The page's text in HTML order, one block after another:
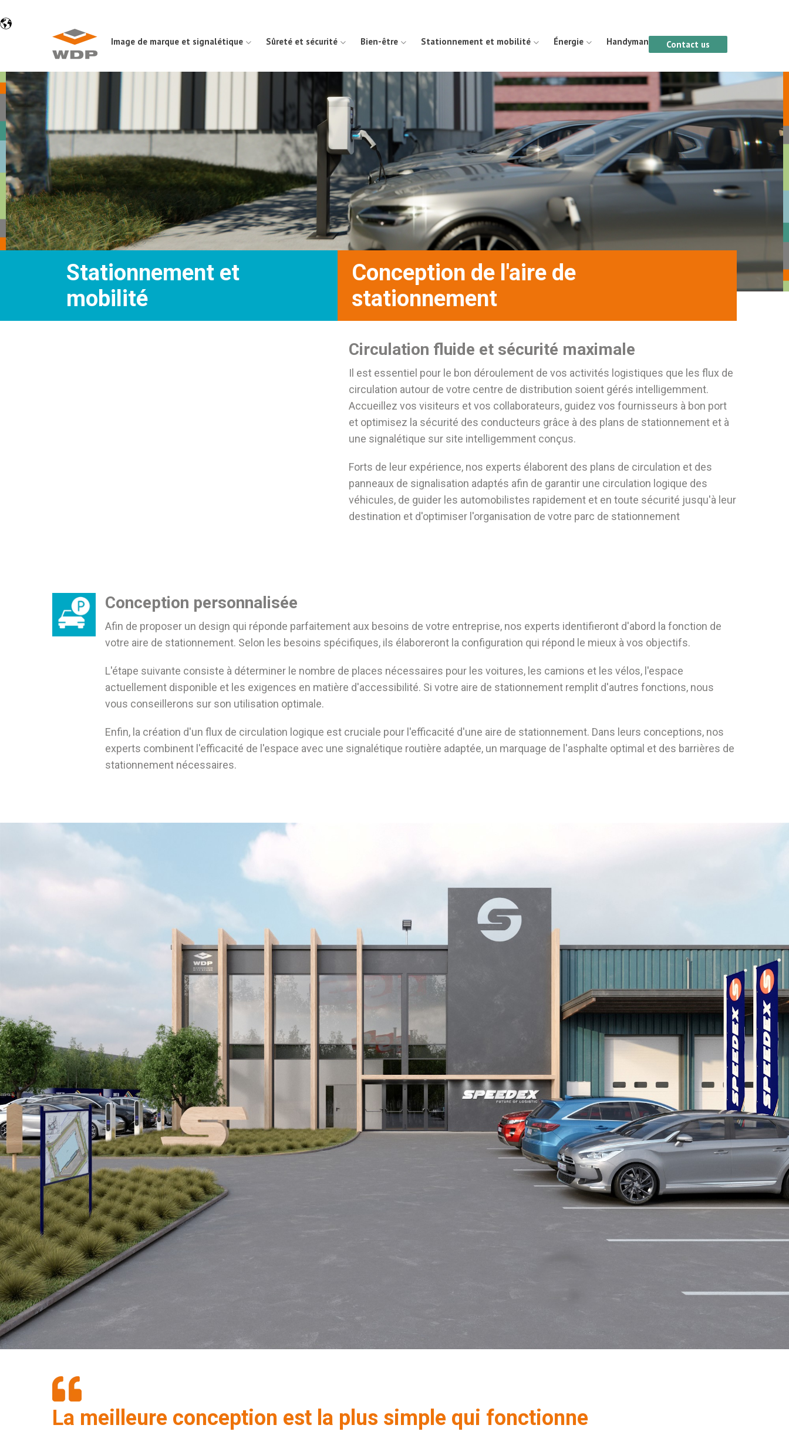
Image de marque et signalétique Sûreté et sécurité Bien-être Stationnement et mobilité Énergie Handyman Contact us
Stationnement et
mobilité
Conception de l'aire de
stationnement
Circulation fluide et sécurité maximale
Il est essentiel pour le bon déroulement de vos activités logistiques que les flux de
circulation autour de votre centre de distribution soient gérés intelligemment.
Accueillez vos visiteurs et vos collaborateurs, guidez vos fournisseurs à bon port
et optimisez la sécurité des conducteurs grâce à des plans de stationnement et à
une signalétique sur site intelligemment conçus.
Forts de leur expérience, nos experts élaborent des plans de circulation et des
panneaux de signalisation adaptés afin de garantir une circulation logique des
véhicules, de guider les automobilistes rapidement et en toute sécurité jusqu'à leur
destination et d'optimiser l'organisation de votre parc de stationnement
Conception personnalisée
Afin de proposer un design qui réponde parfaitement aux besoins de votre entreprise, nos experts identifieront d'abord la fonction de
votre aire de stationnement. Selon les besoins spécifiques, ils élaboreront la configuration qui répond le mieux à vos objectifs.
L'étape suivante consiste à déterminer le nombre de places nécessaires pour les voitures, les camions et les vélos, l'espace
actuellement disponible et les exigences en matière d'accessibilité. Si votre aire de stationnement remplit d'autres fonctions, nous
vous conseillerons sur son utilisation optimale.
Enfin, la création d'un flux de circulation logique est cruciale pour l'efficacité d'une aire de stationnement. Dans leurs conceptions, nos
experts combinent l'efficacité de l'espace avec une signalétique routière adaptée, un marquage de l'asphalte optimal et des barrières de
stationnement nécessaires.
La meilleure conception est la plus simple qui fonctionne